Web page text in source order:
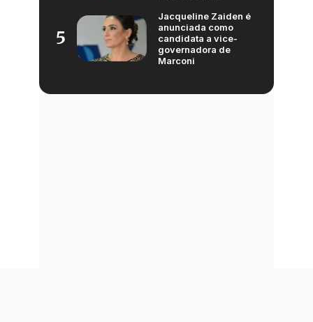
5
Jacqueline Zaiden é
anunciada como
candidata a vice-
governadora de
Marconi